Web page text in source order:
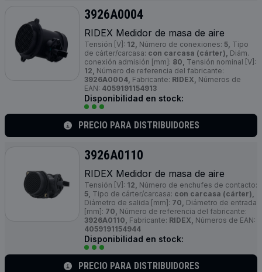
3926A0004
RIDEX Medidor de masa de aire
Tensión [V]: 12, Número de conexiones: 5, Tipo
de cárter/carcasa: con carcasa (cárter), Diám.
conexión admisión [mm]: 80, Tensión nominal [V]:
12, Número de referencia del fabricante:
3926A0004, Fabricante: RIDEX, Números de
EAN: 4059191154913
Disponibilidad en stock:
PRECIO PARA DISTRIBUIDORES
3926A0110
RIDEX Medidor de masa de aire
Tensión [V]: 12, Número de enchufes de contacto:
5, Tipo de cárter/carcasa: con carcasa (cárter),
Diámetro de salida [mm]: 70, Diámetro de entrada
[mm]: 70, Número de referencia del fabricante:
3926A0110, Fabricante: RIDEX, Números de EAN:
4059191154944
Disponibilidad en stock:
PRECIO PARA DISTRIBUIDORES